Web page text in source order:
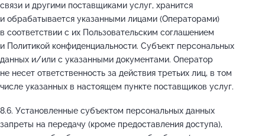
связи и другими поставщиками услуг, хранится
и обрабатывается указанными лицами (Операторами)
в соответствии с их Пользовательским соглашением
и Политикой конфиденциальности. Субъект персональных
данных и/или с указанными документами. Оператор
не несет ответственность за действия третьих лиц, в том
числе указанных в настоящем пункте поставщиков услуг.
8.6. Установленные субъектом персональных данных
запреты на передачу (кроме предоставления доступа),